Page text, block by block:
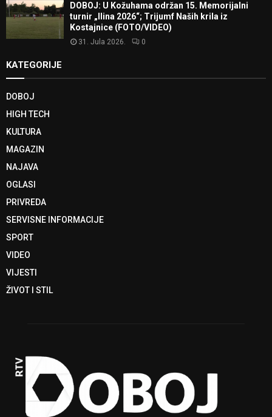
DOBOJ: U Kožuhama održan 15. Memorijalni
turnir „Ilina 2026“; Trijumf Naših krila iz
Kostajnice (FOTO/VIDEO)
31. Jula 2026. 0
KATEGORIJE
DOBOJ
HIGH TECH
KULTURA
MAGAZIN
NAJAVA
OGLASI
PRIVREDA
SERVISNE INFORMACIJE
SPORT
VIDEO
VIJESTI
ŽIVOT I STIL